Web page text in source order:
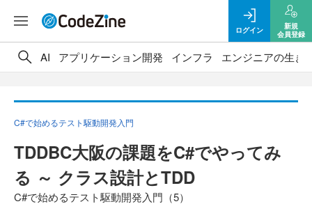
ログイン
新規
会員登録
AI アプリケーション開発 インフラ エンジニアの生き
C#で始めるテスト駆動開発入門
TDDBC大阪の課題をC#でやってみ
る ～ クラス設計とTDD
C#で始めるテスト駆動開発入門（5）